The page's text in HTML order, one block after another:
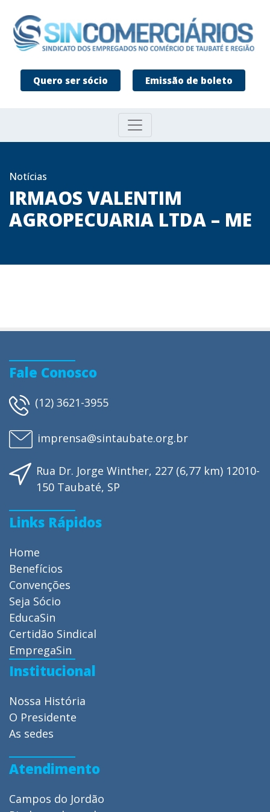
Quero ser sócio Emissão de boleto
Notícias
IRMAOS VALENTIM
AGROPECUARIA LTDA – ME
Fale Conosco
(12) 3621-3955
imprensa@sintaubate.org.br
Rua Dr. Jorge Winther, 227 (6,77 km) 12010-
150 Taubaté, SP
Links Rápidos
Home
Benefícios
Convenções
Seja Sócio
EducaSin
Certidão Sindical
EmpregaSin
Institucional
Nossa História
O Presidente
As sedes
Atendimento
Campos do Jordão